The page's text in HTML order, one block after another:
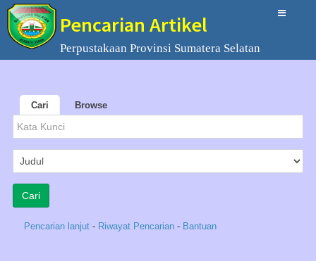
Pencarian Artikel
Perpustakaan Provinsi Sumatera Selatan
Cari Browse
Pencarian lanjut - Riwayat Pencarian - Bantuan